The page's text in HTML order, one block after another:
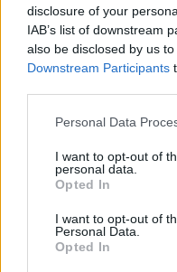
disclosure of your
IAB’s list of downstream
also be disclosed by us
Downstream Participants
Personal Data
I want to opt-out of
personal data.
Opted In
I want to opt-out of
Personal Data.
Opted In
Az eurózóna
mérsékelten magasak,
forgatókönyve a Nomura
esetét el kell különíteni,
haladnak a folyamatok,
KEDVES
A keresett cikk a